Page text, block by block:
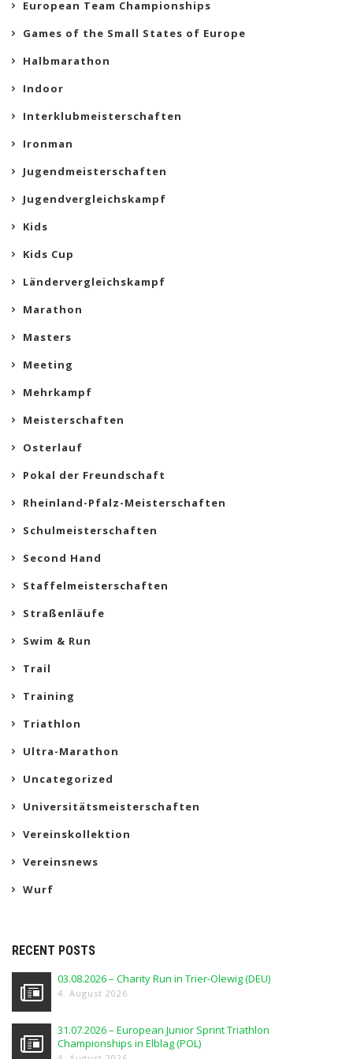
European Team Championships
Games of the Small States of Europe
Halbmarathon
Indoor
Interklubmeisterschaften
Ironman
Jugendmeisterschaften
Jugendvergleichskampf
Kids
Kids Cup
Ländervergleichskampf
Marathon
Masters
Meeting
Mehrkampf
Meisterschaften
Osterlauf
Pokal der Freundschaft
Rheinland-Pfalz-Meisterschaften
Schulmeisterschaften
Second Hand
Staffelmeisterschaften
Straßenläufe
Swim & Run
Trail
Training
Triathlon
Ultra-Marathon
Uncategorized
Universitätsmeisterschaften
Vereinskollektion
Vereinsnews
Wurf
RECENT POSTS
03.08.2026 – Charity Run in Trier-Olewig (DEU)
4. August 2026
31.07.2026 – European Junior Sprint Triathlon
Championships in Elblag (POL)